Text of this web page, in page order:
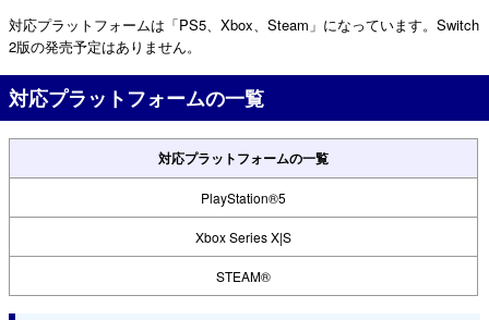
対応プラットフォームは「PS5、Xbox、Steam」になっています。Switch
2版の発売予定はありません。
対応プラットフォームの一覧
対応プラットフォームの一覧
PlayStation®5
Xbox Series X|S
STEAM®